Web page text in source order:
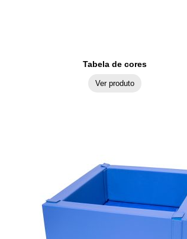
Tabela de cores
Ver produto